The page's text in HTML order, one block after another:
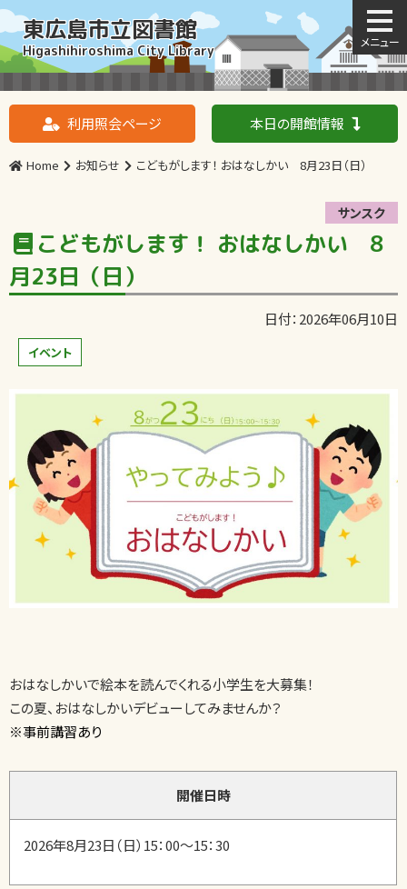
東広島市立図書館
Higashihiroshima City Library
利用照会ページ 本日の開館情報
Home お知らせ こどもがします！ おはなしかい 8月23日（日）
サンスク
こどもがします！ おはなしかい 8
月23日（日）
日付：2026年06月10日
イベント
おはなしかいで絵本を読んでくれる小学生を大募集！
この夏、おはなしかいデビューしてみませんか？
※事前講習あり
開催日時
2026年8月23日（日）15：00～15：30